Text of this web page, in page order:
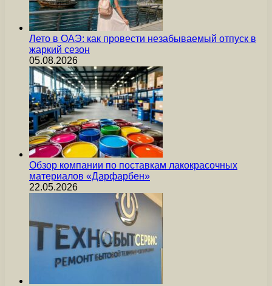
Лето в ОАЭ: как провести незабываемый отпуск в
жаркий сезон
05.08.2026
Обзор компании по поставкам лакокрасочных
материалов «Дарфарбен»
22.05.2026